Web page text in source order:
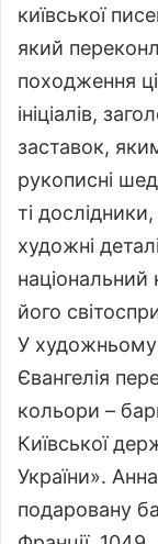
київської
який
походження
ініціалів,
заставок,
рукописні
ті
художні
національний
його
У
Євангелія
кольори –
Київської
України».
подаровану